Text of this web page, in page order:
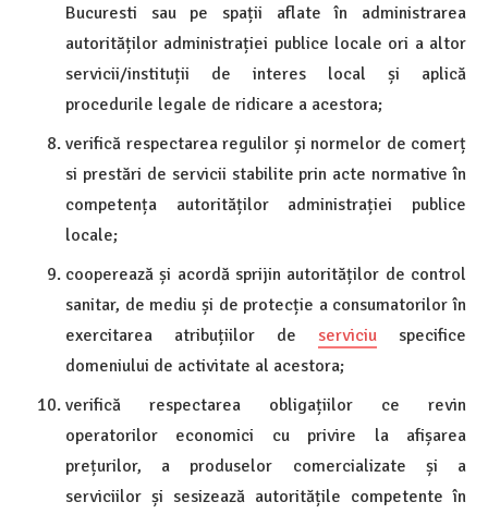
Bucuresti sau pe spații aflate în administrarea
autorităților administrației publice locale ori a altor
servicii/instituții de interes local și aplică
procedurile legale de ridicare a acestora;
verifică respectarea regulilor și normelor de comerț
si prestări de servicii stabilite prin acte normative în
competența autorităților administrației publice
locale;
cooperează și acordă sprijin autorităților de control
sanitar, de mediu și de protecție a consumatorilor în
exercitarea atribuțiilor de serviciu specifice
domeniului de activitate al acestora;
verifică respectarea obligațiilor ce revin
operatorilor economici cu privire la afișarea
prețurilor, a produselor comercializate și a
serviciilor și sesizează autoritățile competente în